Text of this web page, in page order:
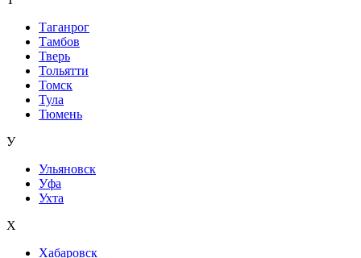
Таганрог
Тамбов
Тверь
Тольятти
Томск
Тула
Тюмень
У
Ульяновск
Уфа
Ухта
Х
Хабаровск